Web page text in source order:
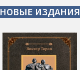
НОВЫЕ ИЗДАНИЯ